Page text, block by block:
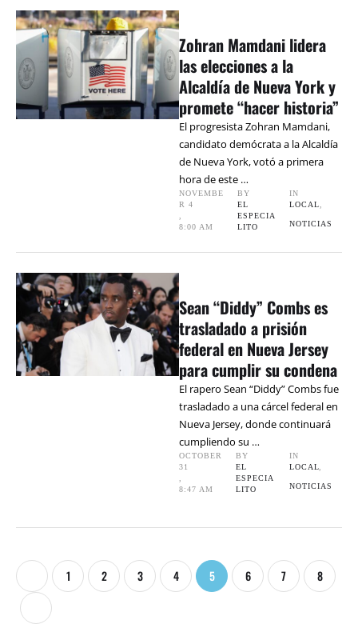
Zohran Mamdani lidera
las elecciones a la
Alcaldía de Nueva York y
promete “hacer historia”
El progresista Zohran Mamdani,
candidato demócrata a la Alcaldía
de Nueva York, votó a primera
hora de este …
NOVEMBE
R 4
,
8:00 AM
BY
EL
ESPECIA
LITO
IN
LOCAL,
NOTICIAS
Sean “Diddy” Combs es
trasladado a prisión
federal en Nueva Jersey
para cumplir su condena
El rapero Sean “Diddy” Combs fue
trasladado a una cárcel federal en
Nueva Jersey, donde continuará
cumpliendo su …
OCTOBER
31
,
8:47 AM
BY
EL
ESPECIA
LITO
IN
LOCAL,
NOTICIAS
1 2 3 4 5 6 7 8